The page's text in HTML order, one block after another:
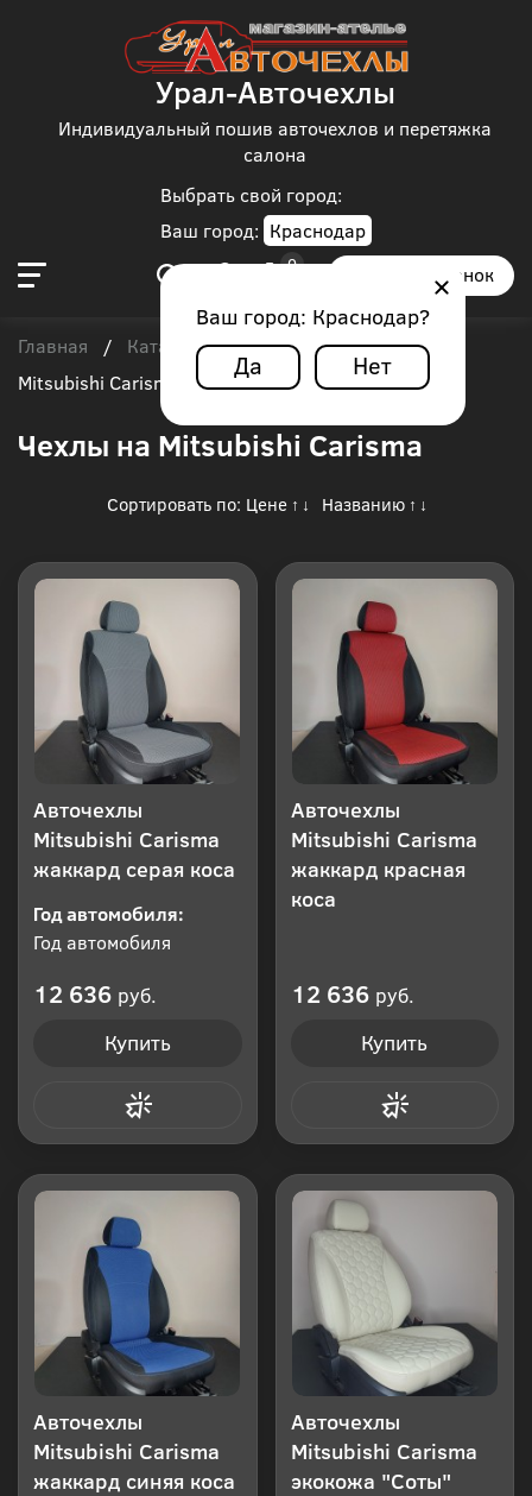
Выбрать свой город:
Ваш город: Краснодар
Ваш город: Краснодар?
Да Нет
Урал-Авточехлы
Индивидуальный пошив авточехлов и перетяжка
салона
Заказать звонок
Главная / Каталог чехлов / Mitsubishi /
Mitsubishi Carisma
Чехлы на Mitsubishi Carisma
Сортировать по: Цене ↑ ↓ Названию ↑ ↓
Авточехлы
Mitsubishi Carisma
жаккард серая коса
Год автомобиля:
Год автомобиля
12 636 руб.
Купить
Авточехлы
Mitsubishi Carisma
жаккард красная
коса
12 636 руб.
Купить
Авточехлы
Mitsubishi Carisma
жаккард синяя коса
Авточехлы
Mitsubishi Carisma
экокожа "Соты"